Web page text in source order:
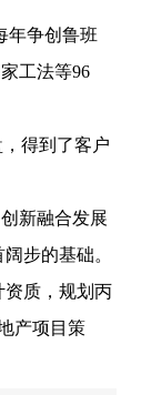
年争创鲁班
工法等96
得到了客户
新融合发展
步的基础。
资质，规划丙
产项目策